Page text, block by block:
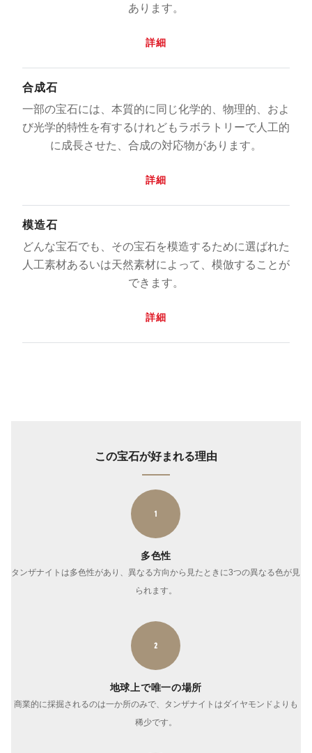
あります。
詳細
合成石
一部の宝石には、本質的に同じ化学的、物理的、およ
び光学的特性を有するけれどもラボラトリーで人工的
に成長させた、合成の対応物があります。
詳細
模造石
どんな宝石でも、その宝石を模造するために選ばれた
人工素材あるいは天然素材によって、模倣することが
できます。
詳細
この宝石が好まれる理由
1
多色性
タンザナイトは多色性があり、異なる方向から見たときに3つの異なる色が見
られます。
2
地球上で唯一の場所
商業的に採掘されるのは一か所のみで、タンザナイトはダイヤモンドよりも
稀少です。